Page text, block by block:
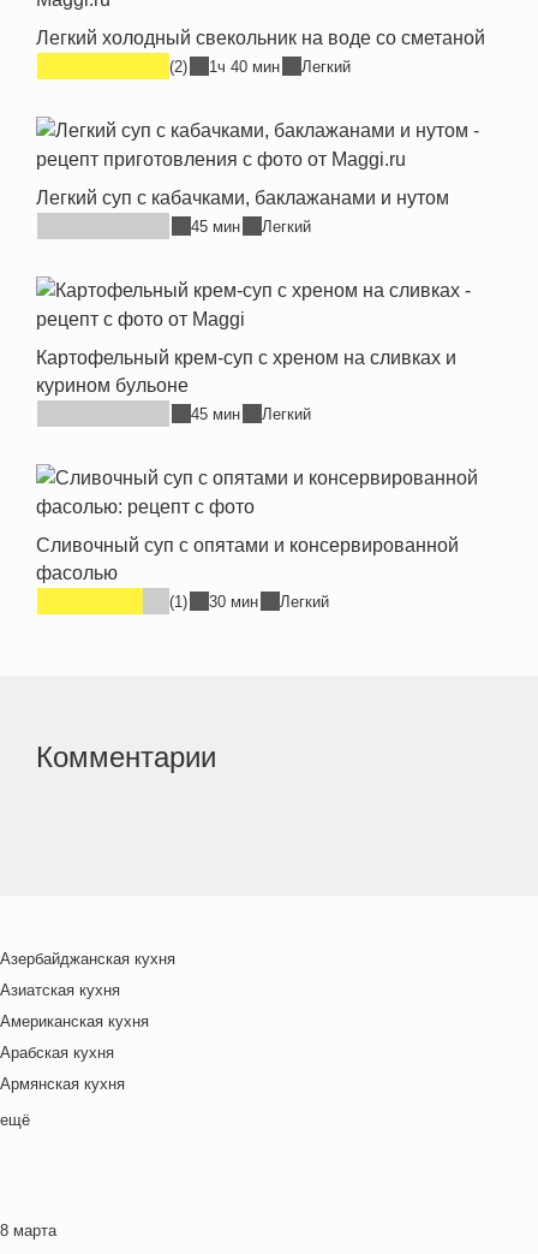
Легкий холодный свекольник на воде со сметаной
(2) 1ч 40 мин Легкий
Легкий суп с кабачками, баклажанами и нутом
45 мин Легкий
Картофельный крем-суп с хреном на сливках и
курином бульоне
45 мин Легкий
Сливочный суп с опятами и консервированной
фасолью
(1) 30 мин Легкий
Комментарии
Азербайджанская кухня
Азиатская кухня
Американская кухня
Арабская кухня
Армянская кухня
Белорусская
Венгерская кухня
ещё
8 марта